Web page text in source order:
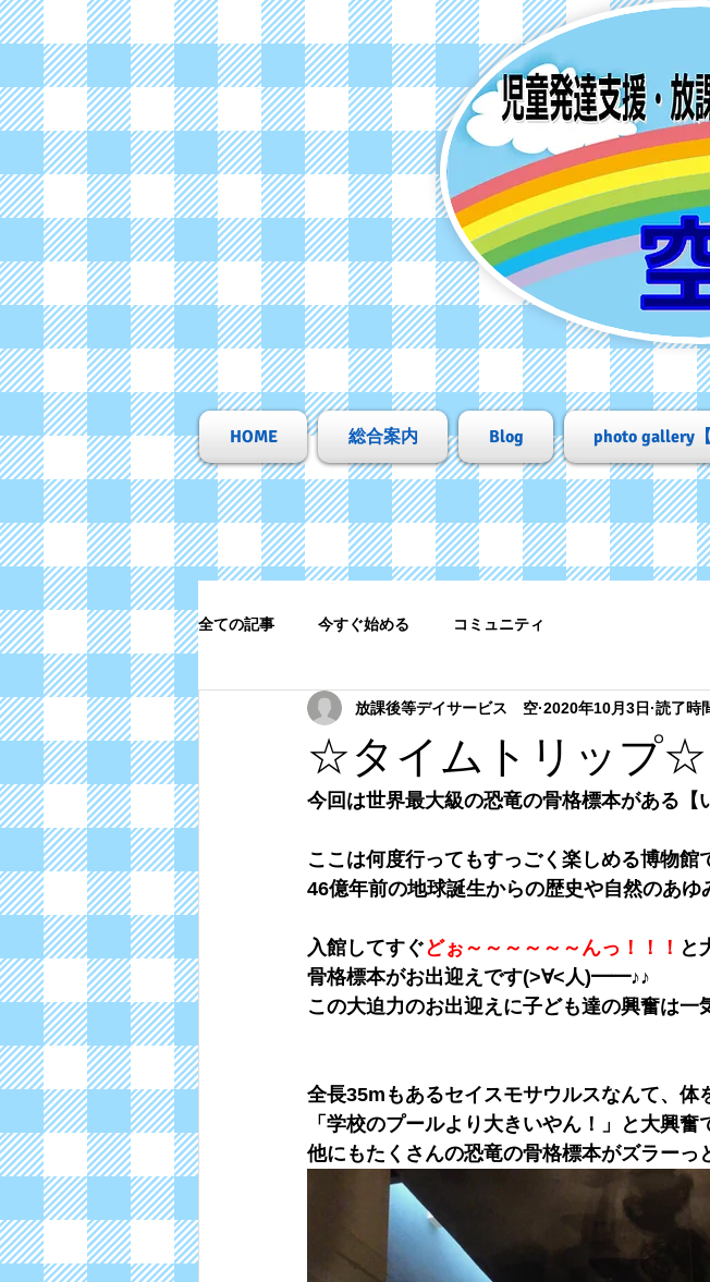
HOME 総合案内 Blog photo gallery
全ての記事 今すぐ始める コミュニティ
☆タイムトリップ☆
放課後等デイサービス 空 2020年10月3日 読了時
今回は世界最大級の恐竜の骨格標本がある【
ここは何度行ってもすっごく楽しめる博物
46億年前の地球誕生からの歴史や自然のあ
入館してすぐどぉ～～～～～～んっ！！！ と
骨格標本がお出迎えです(>∀<人)━━♪♪
この大迫力のお出迎えに子ども達の興奮は一
全長35mもあるセイスモサウルスなんて、
「学校のプールより大きいやん！」と大興
他にもたくさんの恐竜の骨格標本がズラーっ